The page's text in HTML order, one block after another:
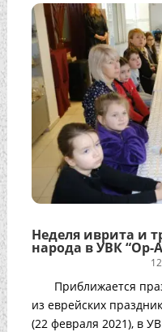
Неделя иврита и
народа в УВК “Ор-
Приближается
из еврейских
(22 февраля 2021), в